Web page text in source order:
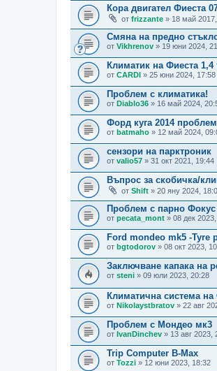
Кора двигател Фиеста
от frizzante » 18 май
Смяна на предно
от Vikhrenov » 19 юни 2024,
Климатик на Фиеста
от CARDI » 25 юни 2024, 17:58
Проблем с климатика!
от Diablo36 » 16 май 2024,
Форд куга 2014
от batmaho » 12 май 2024,
сензори на парктроник
от valio57 » 31 окт 2021, 19:44
Въпрос за скобичка/
от Shift » 20 яну 2024,
Проблем с парно
от pecata_mont » 08 дек
Ford mondeo mk5 -Tyre
от bgtodorov » 08 окт 2023,
Заключване капака на
от steni » 09 юли 2023, 20:28
Климатична система
от Nikolaystbratov » 22 авг
Проблем с Мондео мк3
от IvanDinchev » 13 авг 2023,
Trip Computer B-Max
от Tozzi » 12 юни 2023, 18:32